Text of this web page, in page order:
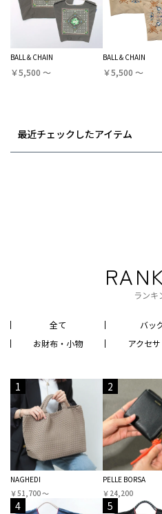
BALL＆CHAIN
￥5,500 〜
BALL＆CHAIN
￥5,500 〜
最近チェックしたアイテム
ランキ
全て バッ
お財布・小物
アクセ
1
NAGHEDI
￥51,700 〜
2
PELLE BORSA
￥24,200
4 5